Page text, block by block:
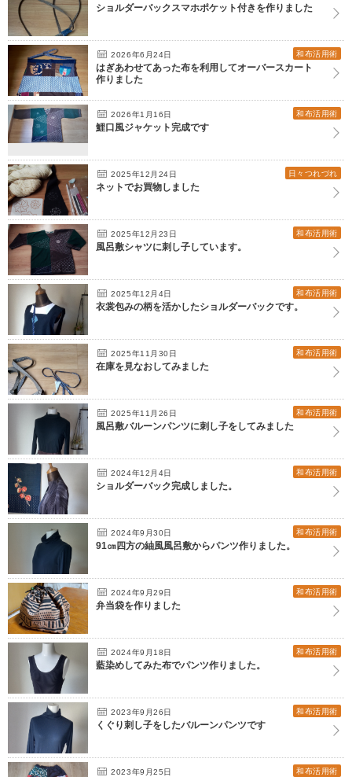
ショルダーバックスマホポケット付きを作りました
2026年6月24日 和布活用術
はぎあわせてあった布を利用してオーバースカート
作りました
2026年1月16日 和布活用術
鯉口風ジャケット完成です
2025年12月24日 日々つれづれ
ネットでお買物しました
2025年12月23日 和布活用術
風呂敷シャツに刺し子しています。
2025年12月4日 和布活用術
衣裳包みの柄を活かしたショルダーバックです。
2025年11月30日 和布活用術
在庫を見なおしてみました
2025年11月26日 和布活用術
風呂敷バルーンパンツに刺し子をしてみました
2024年12月4日 和布活用術
ショルダーバック完成しました。
2024年9月30日 和布活用術
91㎝四方の紬風風呂敷からパンツ作りました。
2024年9月29日 和布活用術
弁当袋を作りました
2024年9月18日 和布活用術
藍染めしてみた布でパンツ作りました。
2023年9月26日 和布活用術
くぐり刺し子をしたバルーンパンツです
2023年9月25日 和布活用術